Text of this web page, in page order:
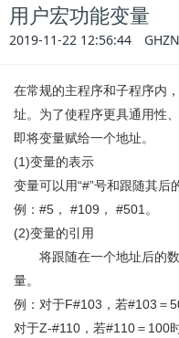
用户宏功能变量
2019-11-22 12:56:44
在常规的主程序和子程序内
址。为了使程序更具通用性
即将变量赋给一个地址。
(1)变量的表示
变量可以用“#”号和跟随其后
例： #5 ， #109 ， #501 。
(2)变量的引用
将跟随在一个地址后的数
量。
例：对于F#103 ，若#103 ＝
对于Z-#110 ，若#110＝ 100